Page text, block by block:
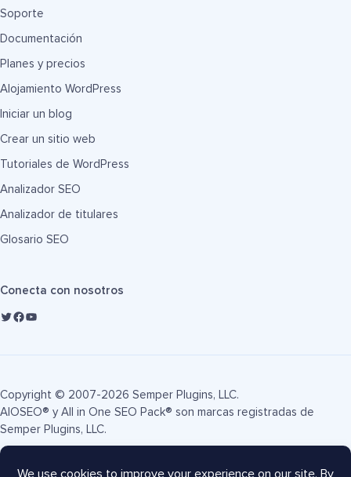
Soporte
Documentación
Planes y precios
Alojamiento WordPress
Iniciar un blog
Crear un sitio web
Tutoriales de WordPress
Analizador SEO
Analizador de titulares
Glosario SEO
Conecta con nosotros
Copyright © 2007-2026 Semper Plugins, LLC.
AIOSEO® y All in One SEO Pack® son marcas registradas de
Semper Plugins, LLC.
Términos de servicio Política de privacidad